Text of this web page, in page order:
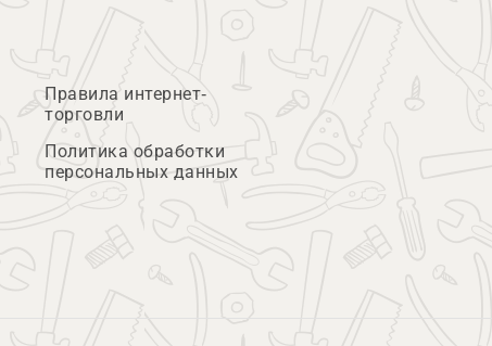
Правила интернет-
торговли
Политика обработки
персональных данных